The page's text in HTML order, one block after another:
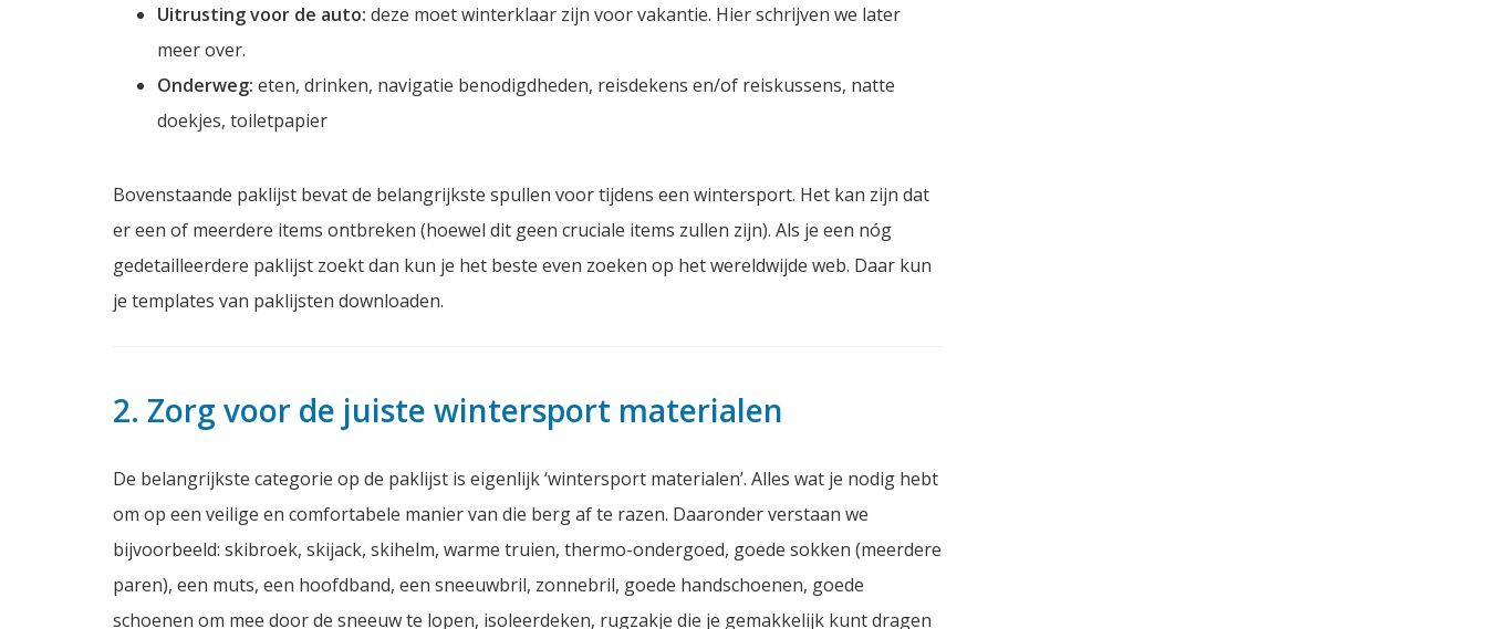
Uitrusting voor de auto: deze moet winterklaar zijn voor vakantie. Hier schrijven we later
meer over.
Onderweg: eten, drinken, navigatie benodigdheden, reisdekens en/of reiskussens, natte
doekjes, toiletpapier
Bovenstaande paklijst bevat de belangrijkste spullen voor tijdens een wintersport. Het kan zijn dat
er een of meerdere items ontbreken (hoewel dit geen cruciale items zullen zijn). Als je een nóg
gedetailleerdere paklijst zoekt dan kun je het beste even zoeken op het wereldwijde web. Daar kun
je templates van paklijsten downloaden.
2. Zorg voor de juiste wintersport materialen
De belangrijkste categorie op de paklijst is eigenlijk ‘wintersport materialen’. Alles wat je nodig hebt
om op een veilige en comfortabele manier van die berg af te razen. Daaronder verstaan we
bijvoorbeeld: skibroek, skijack, skihelm, warme truien, thermo-ondergoed, goede sokken (meerdere
paren), een muts, een hoofdband, een sneeuwbril, zonnebril, goede handschoenen, goede
schoenen om mee door de sneeuw te lopen, isoleerdeken, rugzakje die je gemakkelijk kunt dragen